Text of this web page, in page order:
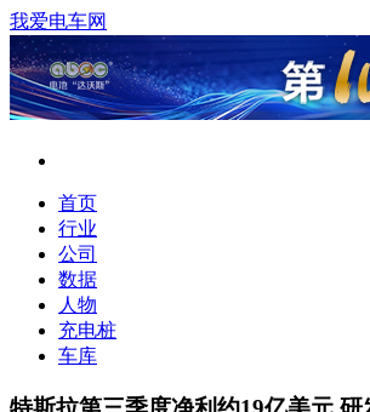
我爱电车网
首页
行业
公司
数据
人物
充电桩
车库